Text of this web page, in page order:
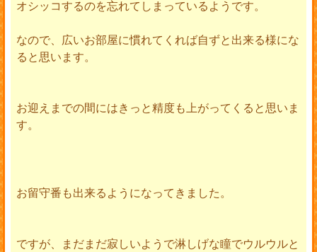
オシッコするのを忘れてしまっているようです。
なので、広いお部屋に慣れてくれば自ずと出来る様にな
ると思います。
お迎えまでの間にはきっと精度も上がってくると思いま
す。
お留守番も出来るようになってきました。
ですが、まだまだ寂しいようで淋しげな瞳でウルウルと